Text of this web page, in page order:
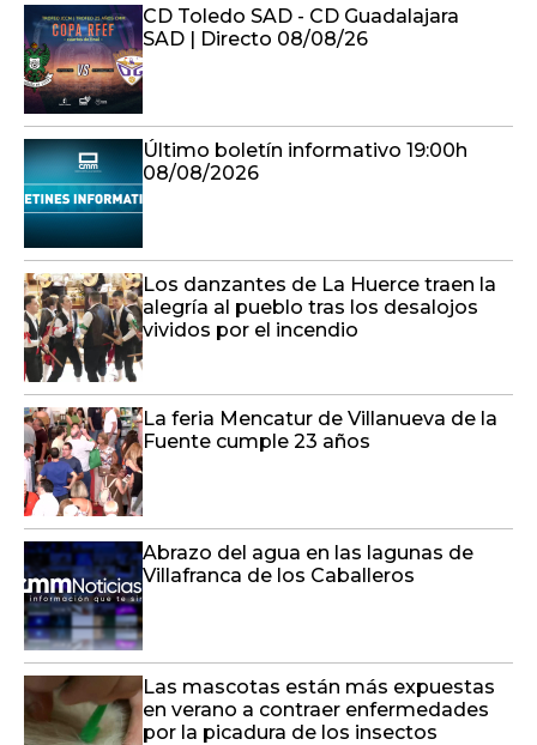
CD Toledo SAD - CD Guadalajara
SAD | Directo 08/08/26
Último boletín informativo 19:00h
08/08/2026
Los danzantes de La Huerce traen la
alegría al pueblo tras los desalojos
vividos por el incendio
La feria Mencatur de Villanueva de la
Fuente cumple 23 años
Abrazo del agua en las lagunas de
Villafranca de los Caballeros
Las mascotas están más expuestas
en verano a contraer enfermedades
por la picadura de los insectos